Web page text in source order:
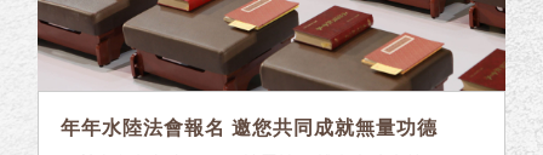
年年水陸法會報名 邀您共同成就無量功德